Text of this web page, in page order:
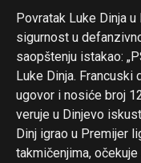
Povratak Luke Dinja
sigurnost u
saopštenju istakao:
Luke Dinja.
ugovor i nosiće broj
veruje u Dinjevo
Dinj igrao u Premijer
takmičenjima,